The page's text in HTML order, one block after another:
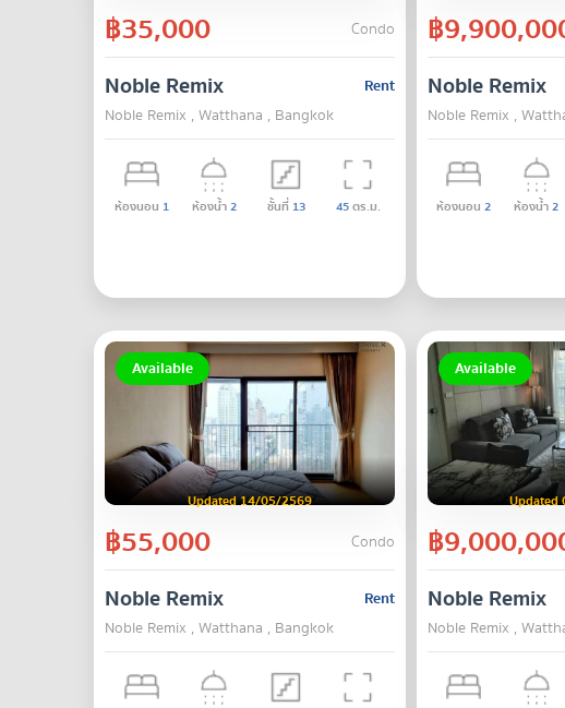
฿35,000 Condo
Rent
Noble Remix
Noble Remix , Watthana , Bangkok
ห้องนอน 1 ห้องน้ำ2 ชั้นที่ 13 45ตร.ม.
฿
Noble Remix
Noble Remix ,
ห้องนอน 2 ห้องน้ำ2
Available
Updated 14/05/2569
฿55,000 Condo
Rent
Noble Remix
Noble Remix , Watthana , Bangkok
Available
฿
Noble Remix
Noble Remix ,